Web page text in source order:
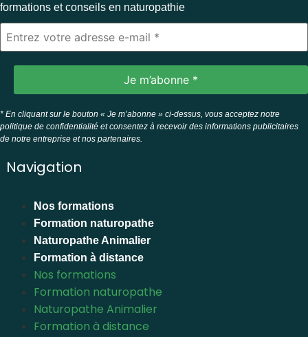
formations et conseils en naturopathie
* En cliquant sur le bouton « Je m’abonne » ci-dessus, vous acceptez notre
politique de confidentialité et consentez à recevoir des informations publicitaires
de notre entreprise et nos partenaires.
Navigation
Nos formations
Formation naturopathe
Naturopathe Animalier
Formation à distance
Nos formations
Formation naturopathe
Naturopathe Animalier
Formation à distance